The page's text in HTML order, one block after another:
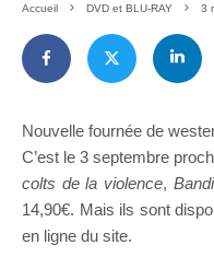
Accueil DVD et BLU-RAY 3
Nouvelle fournée de
C’est le 3 septembre
colts de la violence,
14,90€. Mais ils sont
en ligne du site.